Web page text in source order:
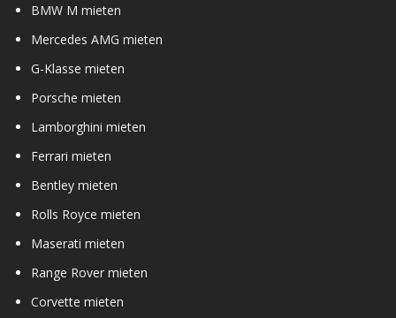
BMW M mieten
Mercedes AMG mieten
G-Klasse mieten
Porsche mieten
Lamborghini mieten
Ferrari mieten
Bentley mieten
Rolls Royce mieten
Maserati mieten
Range Rover mieten
Corvette mieten